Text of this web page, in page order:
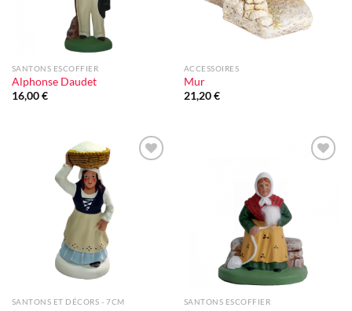
SANTONS ESCOFFIER
Alphonse Daudet
16,00€
ACCESSOIRES
Mur
21,20€
SANTONS ET DÉCORS - 7CM SANTONS ESCOFFIER